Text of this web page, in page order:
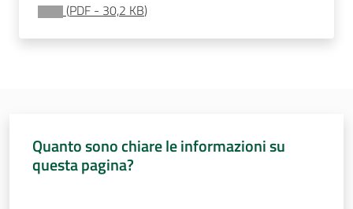
Notizie
legislativa
(PDF - 30,2 KB)
Quanto sono chiare le informazioni su
questa pagina?